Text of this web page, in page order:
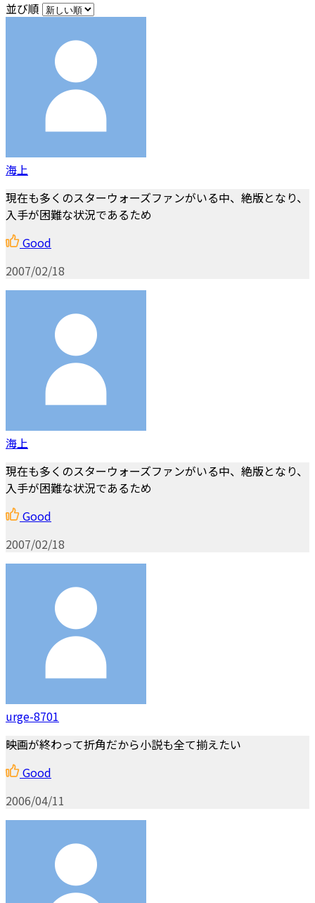
並び順
海上
現在も多くのスターウォーズファンがいる中、絶版となり、
入手が困難な状況であるため
Good
2007/02/18
海上
現在も多くのスターウォーズファンがいる中、絶版となり、
入手が困難な状況であるため
Good
2007/02/18
urge-8701
映画が終わって折角だから小説も全て揃えたい
Good
2006/04/11